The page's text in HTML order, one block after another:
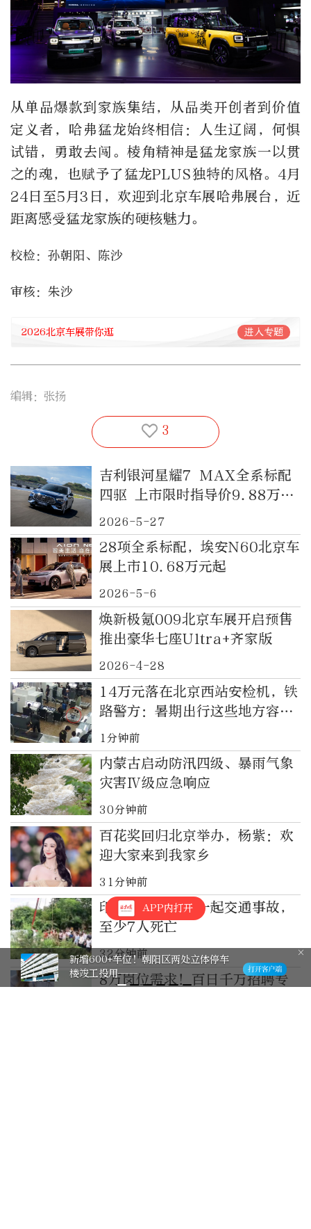
从单品爆款到家族集结，从品类开创者到价值
定义者，哈弗猛龙始终相信：人生辽阔，何惧
试错，勇敢去闯。棱角精神是猛龙家族一以贯
之的魂，也赋予了猛龙PLUS独特的风格。4月
24日至5月3日，欢迎到北京车展哈弗展台，近
距离感受猛龙家族的硬核魅力。
校检：孙朝阳、陈沙
审核：朱沙
2026北京车展带你逛 进入专题
编辑：张扬
3
吉利银河星耀7 MAX全系标配
四驱 上市限时指导价9.88万元
起
2026-5-27
28项全系标配，埃安N60北京车
展上市10.68万元起
2026-5-6
焕新极氪009北京车展开启预售
推出豪华七座Ultra+齐家版
2026-4-28
14万元落在北京西站安检机，铁
路警方：暑期出行这些地方容易
遗失物品
1分钟前
内蒙古启动防汛四级、暴雨气象
灾害Ⅳ级应急响应
30分钟前
百花奖回归北京举办，杨紫：欢
迎大家来到我家乡
31分钟前
印度中央邦发生一起交通事故，
至少7人死亡
32分钟前
8万岗位需求！百日千万招聘专
APP内打开
新增600+车位！朝阳区两处立体停车
楼竣工投用——